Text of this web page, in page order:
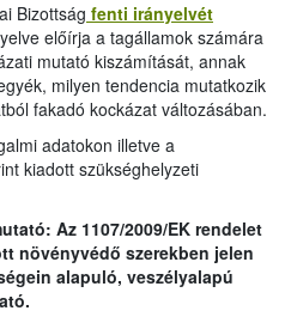
Bizottság fenti irányelvét
előírja a tagállamok számára
mutató kiszámítását, annak
milyen tendencia mutatkozik
fakadó kockázat változásában.
adatokon illetve a
kiadott szükséghelyzeti
Az 1107/2009/EK rendelet
növényvédő szerekben jelen
alapuló, veszélyalapú